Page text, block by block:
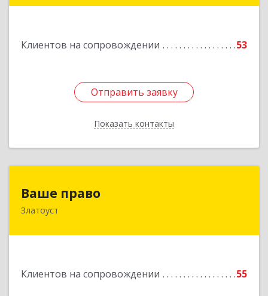
Клиентов на сопровождении 53
Отправить заявку
Показать контакты
Отправить заявку
Назад
Ваше право
Златоуст
Клиентов на сопровождении 55